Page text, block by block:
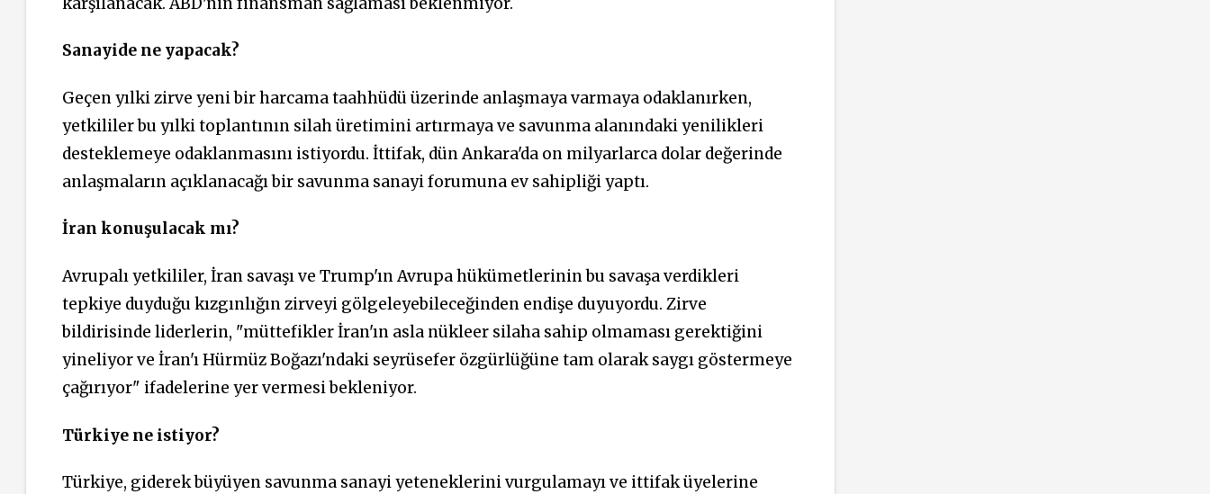
Sanayide ne yapacak?
Geçen yılki zirve yeni bir harcama taahhüdü üzerinde anlaşmaya varmaya odaklanırken,
yetkililer bu yılki toplantının silah üretimini artırmaya ve savunma alanındaki yenilikleri
desteklemeye odaklanmasını istiyordu. İttifak, dün Ankara'da on milyarlarca dolar değerinde
anlaşmaların açıklanacağı bir savunma sanayi forumuna ev sahipliği yaptı.
İran konuşulacak mı?
Avrupalı yetkililer, İran savaşı ve Trump'ın Avrupa hükümetlerinin bu savaşa verdikleri
tepkiye duyduğu kızgınlığın zirveyi gölgeleyebileceğinden endişe duyuyordu. Zirve
bildirisinde liderlerin, "müttefikler İran'ın asla nükleer silaha sahip olmaması gerektiğini
yineliyor ve İran'ı Hürmüz Boğazı'ndaki seyrüsefer özgürlüğüne tam olarak saygı göstermeye
çağırıyor" ifadelerine yer vermesi bekleniyor.
Türkiye ne istiyor?
Türkiye, giderek büyüyen savunma sanayi yeteneklerini vurgulamayı ve ittifak üyelerine